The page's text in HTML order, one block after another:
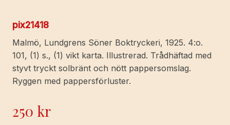
pix21418
Malmö, Lundgrens Söner Boktryckeri, 1925. 4:o.
101, (1) s., (1) vikt karta. Illustrerad. Trådhäftad med
styvt tryckt solbränt och nött pappersomslag.
Ryggen med pappersförluster.
250 kr